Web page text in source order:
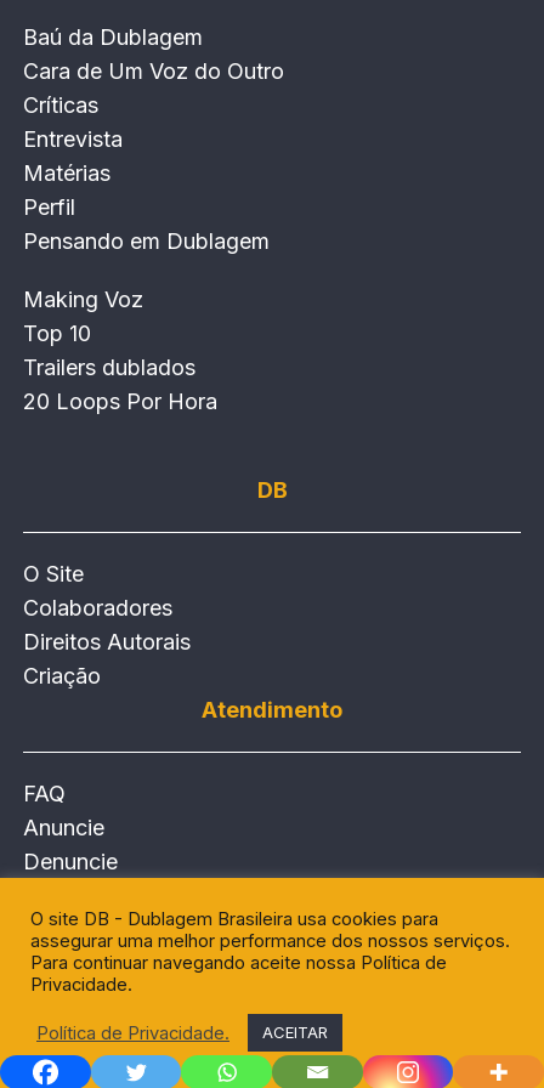
Baú da Dublagem
Cara de Um Voz do Outro
Críticas
Entrevista
Matérias
Perfil
Pensando em Dublagem
Making Voz
Top 10
Trailers dublados
20 Loops Por Hora
DB
O Site
Colaboradores
Direitos Autorais
Criação
Atendimento
FAQ
Anuncie
Denuncie
O site DB - Dublagem Brasileira usa cookies para
assegurar uma melhor performance dos nossos serviços.
Para continuar navegando aceite nossa Política de
Privacidade.
Política de Privacidade. ACEITAR